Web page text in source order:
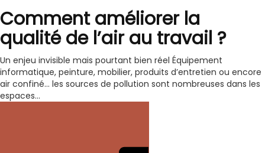
Comment améliorer la
qualité de l’air au travail ?
Un enjeu invisible mais pourtant bien réel Équipement
informatique, peinture, mobilier, produits d’entretien ou encore
air confiné… les sources de pollution sont nombreuses dans les
espaces...